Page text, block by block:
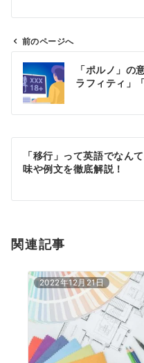
ン
前のページへ
「ポルノ」の
ラフィティ」
「移行」って英語でなん
味や例文を徹底解説！
関連記事
2022年12月21日